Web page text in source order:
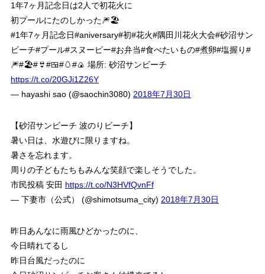
1年7ヶ月記念日は2人で初花火に
初プールにたのしかった🎆🏖
#1年7ヶ月記念日#aniversary#初#花火#隅田川花火大会#砂沼サン
ビーチ#プール#スヌーピー#お弁当#食べたいもの#煮卵#塩握り#
🎆#🏖#👙#🍱#🥚#🍙 場所: 砂沼サンビーチ
https://t.co/20GJi1Z26Y
— hayashi sao (@saochin3080) 2018年7月30日
【砂沼サンビーチ 波のりビーチ】
暑い日は、水遊びに限りますね。
暑さを忘れます。
周りの子どもたちもみんな笑顔で楽しそうでした。
市民投稿 安田 https://t.co/N3HVfQvnFf
— 下妻市（公式） (@shimotsuma_city) 2018年7月30日
昨日あんなに雨風ひどかったのに、
今日晴れてるし
昨日台風だったのに